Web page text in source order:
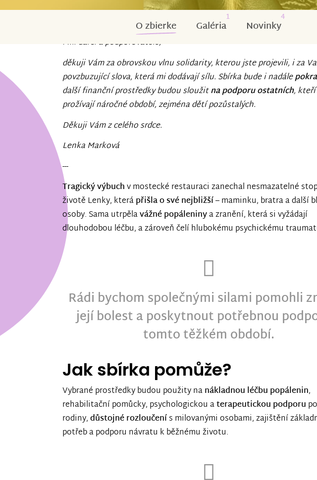
O zbierke Galéria
1
Novinky
4
Milí dárci a podporovatelé,
děkuji Vám za obrovskou vlnu solidarity, kterou jste projevili, i za
povzbuzující slova, která mi dodávají sílu. Sbírka bude i nadále
další finanční prostředky budou sloužitna podporu ostatních,
prožívají náročné období, zejména dětí pozůstalých.
Děkuji Vám z celého srdce.
Lenka Marková
---
Tragický výbuchv mostecké restauraci zanechal nesmazatelné
životě Lenky, kterápřišla o své nejbližší– maminku, bratra a další
osoby. Sama utrpělavážné popáleninya zranění, která si vyžádají
dlouhodobou léčbu, a zároveň čelí hlubokému psychickému
Rádi bychom společnými silami pomohli
její bolest a poskytnout potřebnou
tomto těžkém období.
Jak sbírka pomůže?
Vybrané prostředky budou použity nanákladnou léčbu popálenin,
rehabilitační pomůcky, psychologickou aterapeutickou podporu
rodiny,důstojné rozloučenís milovanými osobami, zajištění
potřeb a podporu návratu k běžnému životu.